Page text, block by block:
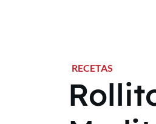
RECETAS